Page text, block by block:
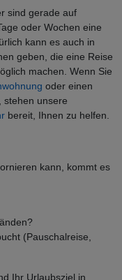
sind gerade auf
oder Wochen eine
kann es auch in
geben, die eine Reise
machen. Wenn Sie
oder einen
stehen unsere
bereit, Ihnen zu helfen.
kann, kommt es
(Pauschalreise,
Ihr Urlaubsziel in